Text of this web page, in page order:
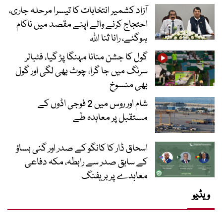
آزاد کشمیر انتخابات کا تیسرا مرحلہ جاری،
احتجاج کرنے والے اپنے مقصد میں ناکام
ہوگئے، رانا ثنا اللہ
گول کا جشن منانا مہنگا پڑ گیا، فٹبالر
سرنگ میں جا گرا، چوٹ بھی لگی اور گول
بھی منسوخ
شام اور روس میں 2 فوجی اڈوں کے
مستقبل پر معاہدہ طے
اسحاق ڈار کا کانگو کے صدر اور گنی بساؤ
کے سابق صدر سے رابطہ، مکہ دفاعی
معاہدے پر بریفنگ
ویڈیو